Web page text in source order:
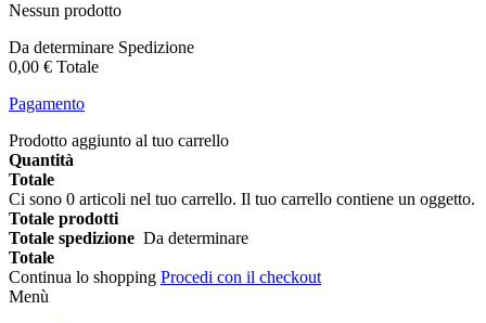
Nessun prodotto
Da determinare Spedizione
0,00 € Totale
Pagamento
Prodotto aggiunto al tuo carrello
Quantità
Totale
Ci sono 0 articoli nel tuo carrello. Il tuo carrello contiene un oggetto.
Totale prodotti
Totale spedizione Da determinare
Totale
Continua lo shopping Procedi con il checkout
Menù